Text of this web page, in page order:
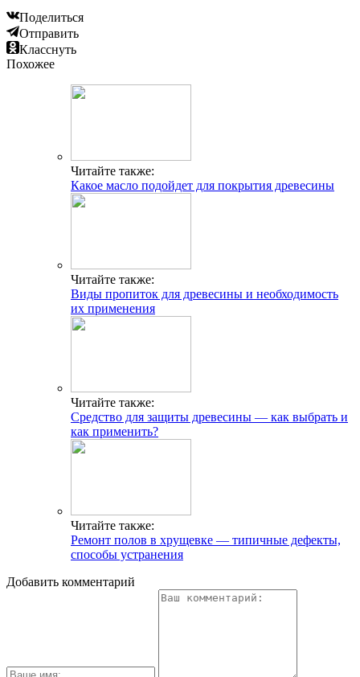
Поделиться
Отправить
Класснуть
Похожее
Читайте также:
Какое масло подойдет для покрытия древесины
Читайте также:
Виды пропиток для древесины и необходимость
их применения
Читайте также:
Средство для защиты древесины — как выбрать и
как применить?
Читайте также:
Ремонт полов в хрущевке — типичные дефекты,
способы устранения
Добавить комментарий